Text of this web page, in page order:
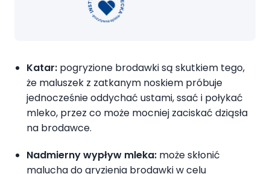
Katar: pogryzione brodawki są skutkiem tego,
że maluszek z zatkanym noskiem próbuje
jednocześnie oddychać ustami, ssać i połykać
mleko, przez co może mocniej zaciskać dziąsła
na brodawce.
Nadmierny wypływ mleka: może skłonić
malucha do gryzienia brodawki w celu